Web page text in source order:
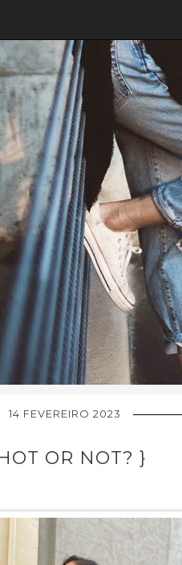
14 FEVEREIRO 2023
OR NOT? }